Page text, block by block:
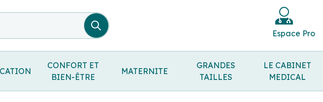
Espace Pro
CONFORT ET
BIEN-ÊTRE
MATERNITE
GRANDES
TAILLES
LE CABINET
MEDICAL